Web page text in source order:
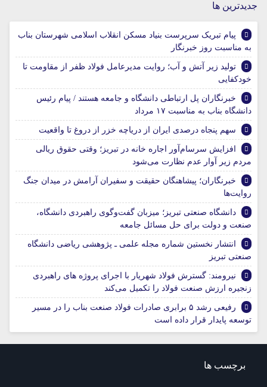
جديدترين ها
پیام تبریک سرپرست بنیاد مسکن انقلاب اسلامی شهرستان بناب
به مناسبت روز خبرنگار
تولید زیر آتش و آب؛ روایت مدیرعامل فولاد ظفر از مقاومت تا
خودکفایی
خبرنگاران پل ارتباطی دانشگاه و جامعه هستند / پیام رئیس
دانشگاه بناب به مناسبت ۱۷ مرداد
سهم پنجاه درصدی ایران از دریاچه خزر از دروغ تا واقعیت
افزایش سرسام‌آور اجاره خانه در تبریز؛ وقتی حقوق ریالی
مردم زیر آوار عدم نظارت می‌شود
خبرنگاران؛ پیشاهنگان حقیقت و سفیران آرامش در میدان جنگ
روایت‌ها
دانشگاه صنعتی تبریز؛ میزبان گفت‌وگوی راهبردی دانشگاه،
صنعت و دولت برای حل مسائل جامعه
انتشار نخستین شماره مجله علمی ـ پژوهشی ریاضی دانشگاه
صنعتی تبریز
نیرومند: گسترش فولاد شهریار با اجرای پروژه های راهبردی
زنجیره ارزش صنعت فولاد را تکمیل می‌کند
رفیعی رشد ۵ برابری صادرات فولاد صنعت بناب را در مسیر
توسعه پایدار قرار داده است
برچسب ها